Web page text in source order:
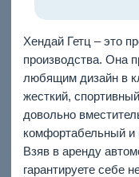
Хендай Гетц – это
производства. Она
любящим дизайн в
жесткий,
довольно
комфортабельный и
Взяв в аренду
гарантируете себе